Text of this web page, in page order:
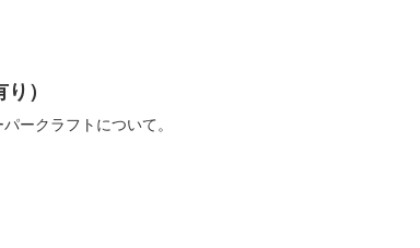
）
ークラフトについて。